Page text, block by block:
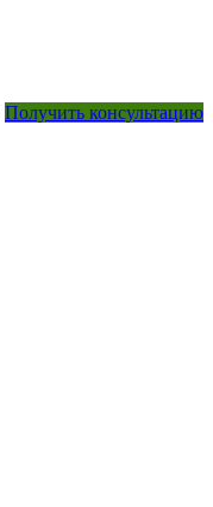
Получить консультацию